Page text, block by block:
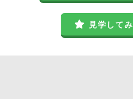
見学してみ